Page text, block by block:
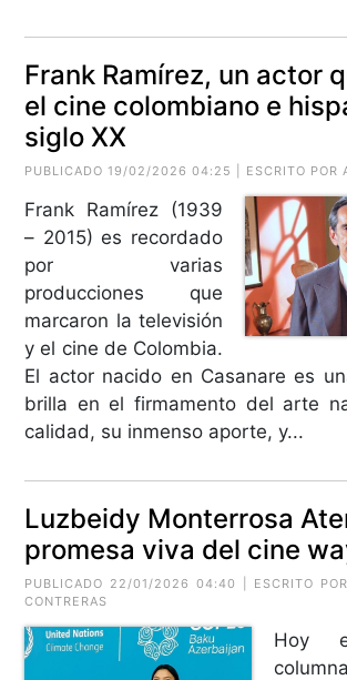
Frank Ramírez, un actor
el cine colombiano e
siglo XX
PUBLICADO 19/02/2026 04:25 | ESCRITO POR
Frank Ramírez (1939
– 2015) es recordado
por varias
producciones que
marcaron la televisión
y el cine de Colombia.
El actor nacido en Casanare es
brilla en el firmamento del arte
calidad, su inmenso aporte, y...
Luzbeidy Monterrosa
promesa viva del cine
PUBLICADO 22/01/2026 04:40 | ESCRITO POR
CONTRERAS
Hoy